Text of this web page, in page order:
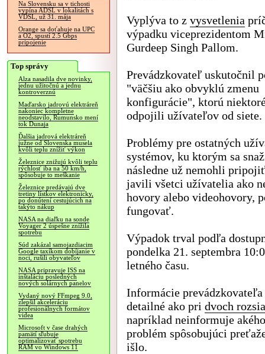
Na Slovensku sa v tichosti
vypína ADSL v lokalitách s
VDSL, už 31. mája
Orange sa doťahuje na UPC
a O2, spustí 2.5 Gbps
pripojenie
Top správy
Alza nasadila dve novinky,
jednu užitočnú a jednu
kontroverznú
Maďarsko jadrovú elektráreň
nakoniec kompletne
neodstavilo, Rumunsko mení
tok Dunaja
Ďalšia jadrová elektráreň
južne od Slovenska musela
kvôli teplu znížiť výkon
Železnice znižujú kvôli teplu
rýchlosť iba na 50 km/h,
spôsobuje to meškanie
Železnice predávajú dve
tretiny lístkov elektronicky,
po donútení cestujúcich na
takýto nákup
NASA na diaľku na sonde
Voyager 2 úspešne znížila
spotrebu
Súd zakázal samojazdiacim
Google taxíkom dobíjanie v
noci, rušili obyvateľov
NASA pripravuje ISS na
inštaláciu posledných
nových solárnych panelov
Vydaný nový FFmpeg 9.0,
zlepšil akceleráciu
profesionálnych formátov
videa
Microsoft v čase drahých
pamätí sľubuje
optimalizovať spotrebu
RAM vo Windows 11
Vyplýva to z vysvetlenia
výpadku viceprezidentom
Gurdeep Singh Pallom.
Prevádzkovateľ uskutočnil
"väčšiu ako obvyklú zmenu
konfigurácie", ktorú
odpojili užívateľov od siete.
Problémy pre ostatných
systémov, ku ktorým sa
následne už nemohli
javili všetci užívatelia ako
hovory alebo videohovory,
fungovať.
Výpadok trval podľa
pondelka 21. septembra
letného času.
Informácie
detailné ako pri dvoch
napríklad neinformuje
problém spôsobujúci
išlo.